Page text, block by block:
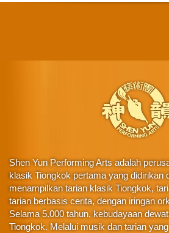
Shen Yun Performing Arts adalah
klasik Tiongkok pertama yang didirikan
menampilkan tarian klasik Tiongkok,
tarian berbasis cerita, dengan iringan
Selama 5.000 tahun, kebudayaan
Tiongkok. Melalui musik dan tarian